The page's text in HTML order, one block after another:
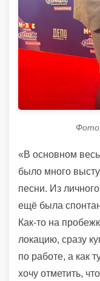
«В основном
было много
песни. Из
ещё была
Как-то на
локацию, сразу
по работе, а как
хочу отметить,